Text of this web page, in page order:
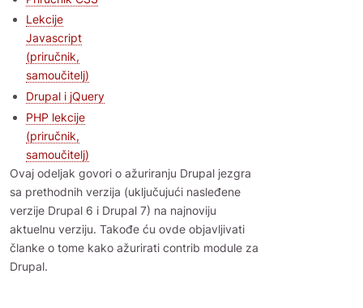
Lekcije
Javascript
(priručnik,
samoučitelj)
Drupal i jQuery
PHP lekcije
(priručnik,
samoučitelj)
Ovaj odeljak govori o ažuriranju Drupal jezgra
sa prethodnih verzija (uključujući nasleđene
verzije Drupal 6 i Drupal 7) na najnoviju
aktuelnu verziju. Takođe ću ovde objavljivati
članke o tome kako ažurirati contrib module za
Drupal.